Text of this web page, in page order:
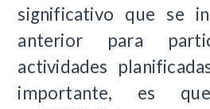
significativo que se
anterior para
actividades
importante, es